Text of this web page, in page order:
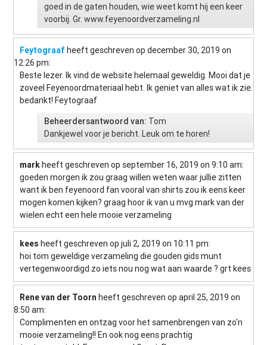
goed in de gaten houden, wie weet komt hij een keer
voorbij. Gr. www.feyenoordverzameling.nl
Feytograaf heeft geschreven op december 30, 2019 on
12:26 pm:
Beste lezer. Ik vind de website helemaal geweldig. Mooi dat je
zoveel Feyenoordmateriaal hebt. Ik geniet van alles wat ik zie.
bedankt! Feytograaf
Beheerdersantwoord van: Tom
Dankjewel voor je bericht. Leuk om te horen!
markheeft geschreven op september 16, 2019 on 9:10 am:
goeden morgen ik zou graag willen weten waar jullie zitten
want ik ben feyenoord fan vooral van shirts zou ik eens keer
mogen komen kijken? graag hoor ik van u mvg mark van der
wielen echt een hele mooie verzameling
kees heeft geschreven op juli 2, 2019 on 10:11 pm:
hoi tom geweldige verzameling die gouden gids munt
vertegenwoordigd zo iets nou nog wat aan waarde ? grt kees
Rene van der Toorn heeft geschreven op april 25, 2019 on
8:50 am:
Complimenten en ontzag voor het samenbrengen van zo'n
mooie verzameling!! En ook nog eens prachtig